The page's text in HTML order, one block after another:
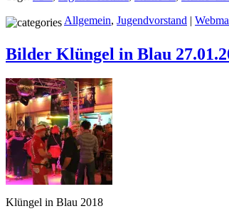
Allgemein, Jugendvorstand |
Bilder Klüngel in Blau
Klüngel in Blau 2018